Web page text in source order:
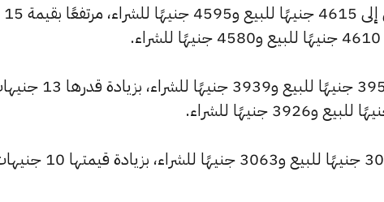
كما سجل سعر عيار 21 ارتفاعًا ليصل إلى 4615 جنيهًا للبيع و4595 جنيهًا للشراء، مرتفعًا بقيمة 15
وشهد سعر عيار 18 ارتفاعًا ليصبح 3956 جنيهًا للبيع و3939 جنيهًا
كما ارتفع سعر عيار 14 ليصل إلى 3077 جنيهًا للبيع و3063 جنيهًا للشراء،